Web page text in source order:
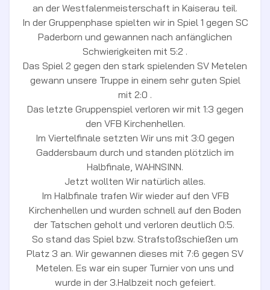
an der Westfalenmeisterschaft in Kaiserau teil.
In der Gruppenphase spielten wir in Spiel 1 gegen SC
Paderborn und gewannen nach anfänglichen
Schwierigkeiten mit 5:2 .
Das Spiel 2 gegen den stark spielenden SV Metelen
gewann unsere Truppe in einem sehr guten Spiel
mit 2:0 .
Das letzte Gruppenspiel verloren wir mit 1:3 gegen
den VFB Kirchenhellen.
Im Viertelfinale setzten Wir uns mit 3:0 gegen
Gaddersbaum durch und standen plötzlich im
Halbfinale, WAHNSINN.
Jetzt wollten Wir natürlich alles.
Im Halbfinale trafen Wir wieder auf den VFB
Kirchenhellen und wurden schnell auf den Boden
der Tatschen geholt und verloren deutlich 0:5.
So stand das Spiel bzw. Strafstoßschießen um
Platz 3 an. Wir gewannen dieses mit 7:6 gegen SV
Metelen. Es war ein super Turnier von uns und
wurde in der 3.Halbzeit noch gefeiert.